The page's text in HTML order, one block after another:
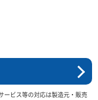
ービス等の対応は製造元・販売